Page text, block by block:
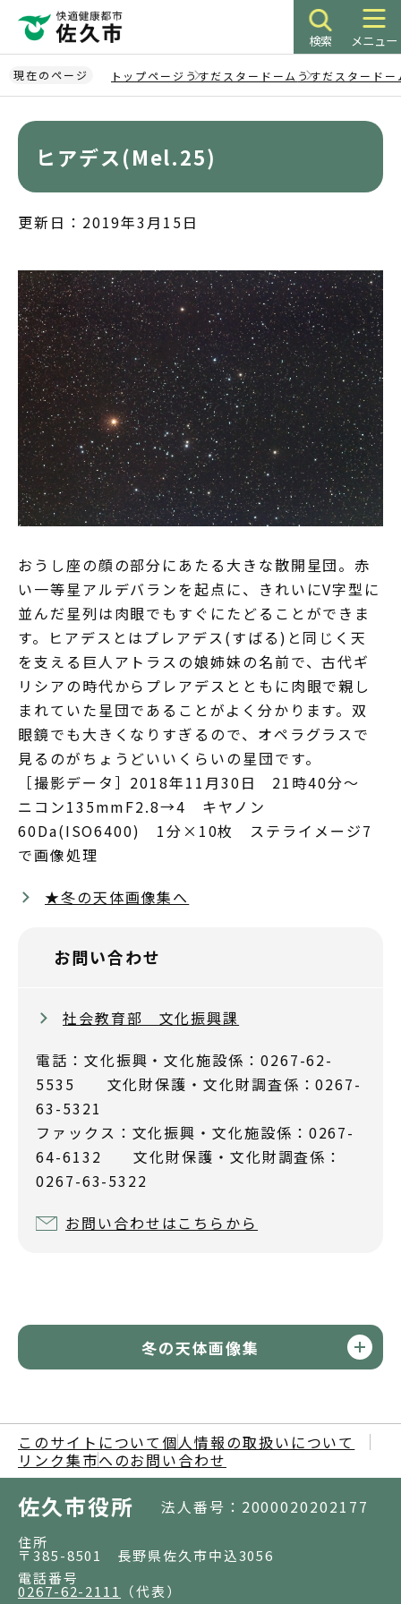
ペ
ー
ジ
検索 メニュー
現在のページ トップページ うすだスタードーム うすだスタード
ヒアデス(Mel.25)
更新日：2019年3月15日
おうし座の顔の部分にあたる大きな散開星団。赤
い一等星アルデバランを起点に、きれいにV字型に
並んだ星列は肉眼でもすぐにたどることができま
す。ヒアデスとはプレアデス(すばる)と同じく天
を支える巨人アトラスの娘姉妹の名前で、古代ギ
リシアの時代からプレアデスとともに肉眼で親し
まれていた星団であることがよく分かります。双
眼鏡でも大きくなりすぎるので、オペラグラスで
見るのがちょうどいいくらいの星団です。
［撮影データ］2018年11月30日 21時40分～
ニコン135mmF2.8→4 キヤノン
60Da(ISO6400) 1分×10枚 ステライメージ7
で画像処理
★冬の天体画像集へ
お問い合わせ
社会教育部 文化振興課
電話：文化振興・文化施設係：0267-62-
5535 文化財保護・文化財調査係：0267-
63-5321
ファックス：文化振興・文化施設係：0267-
64-6132 文化財保護・文化財調査係：
0267-63-5322
お問い合わせはこちらから
冬の天体画像集
このサイトについて 個人情報の取扱いについて
リンク集市へのお問い合わせ
佐久市役所 法人番号：2000020202177
住所
〒385-8501 長野県佐久市中込3056
電話番号
0267-62-2111 （代表）